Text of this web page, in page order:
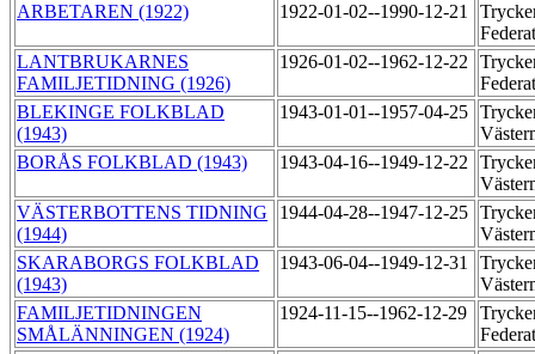
ARBETAREN (1922)
1922-01-02--1990-12-21
LANTBRUKARNES
FAMILJETIDNING (1926)
1926-01-02--1962-12-22
BLEKINGE FOLKBLAD
(1943)
1943-01-01--1957-04-25
BORÅS FOLKBLAD (1943)
1943-04-16--1949-12-22
VÄSTERBOTTENS TIDNING
(1944)
1944-04-28--1947-12-25
SKARABORGS FOLKBLAD
(1943)
1943-06-04--1949-12-31
FAMILJETIDNINGEN
SMÅLÄNNINGEN (1924)
1924-11-15--1962-12-29